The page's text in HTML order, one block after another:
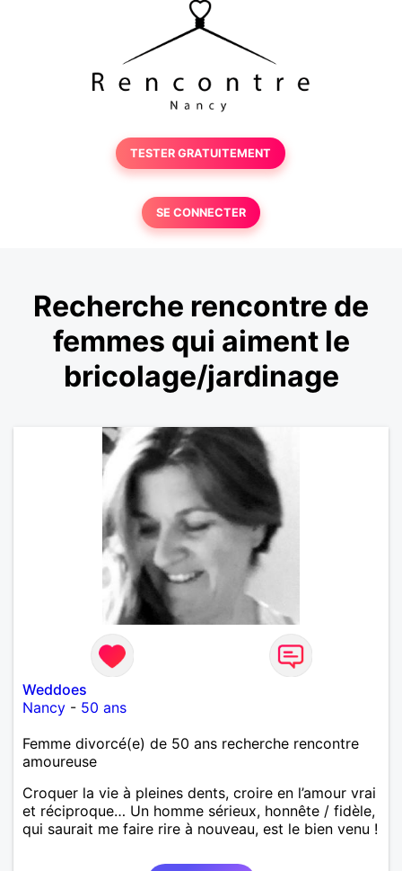
TESTER GRATUITEMENT
SE CONNECTER
Recherche rencontre de
femmes qui aiment le
bricolage/jardinage
Weddoes
Nancy - 50 ans
Femme divorcé(e) de 50 ans recherche rencontre
amoureuse
Croquer la vie à pleines dents, croire en l’amour vrai
et réciproque… Un homme sérieux, honnête / fidèle,
qui saurait me faire rire à nouveau, est le bien venu !